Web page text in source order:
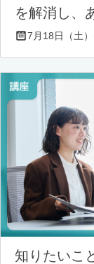
を解消し、
7月18日（土
知りたいこ